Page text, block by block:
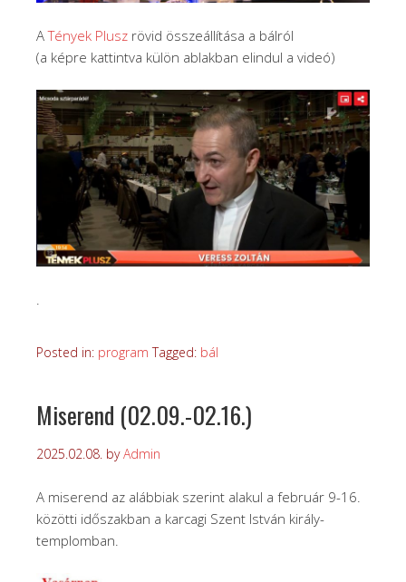
ATények Plusz rövid összeállítása a bálról
(a képre kattintva külön ablakban elindul a videó)
Posted in: program Tagged: bál
Miserend (02.09.-02.16.)
2025.02.08. byAdmin
A miserend az alábbiak szerint alakul a február 9-16.
közötti időszakban a karcagi Szent István király-
templomban.